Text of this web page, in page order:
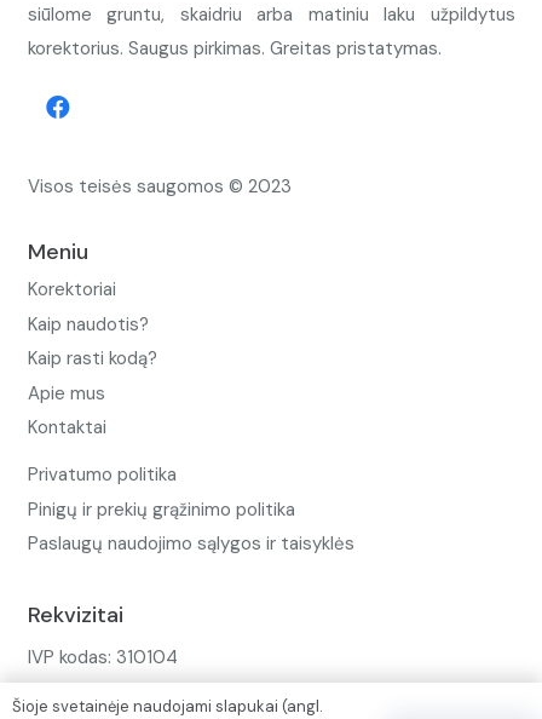
siūlome gruntu, skaidriu arba matiniu laku užpildytus
korektorius. Saugus pirkimas. Greitas pristatymas.
Visos teisės saugomos © 2023
Meniu
Korektoriai
Kaip naudotis?
Kaip rasti kodą?
Apie mus
Kontaktai
Privatumo politika
Pinigų ir prekių grąžinimo politika
Paslaugų naudojimo sąlygos ir taisyklės
Rekvizitai
IVP kodas: 310104
Šioje svetainėje naudojami slapukai (angl.